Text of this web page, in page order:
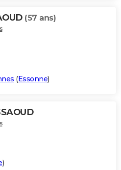
(57 ans)
(Essonne)
)